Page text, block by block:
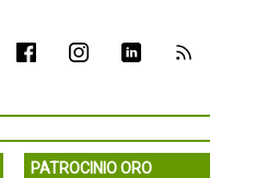
PATROCINIO ORO